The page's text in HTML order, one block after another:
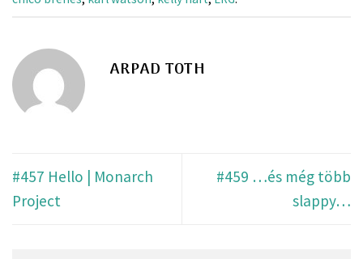
ARPAD TOTH
#457 Hello | Monarch
Project
#459 …és még több
slappy…